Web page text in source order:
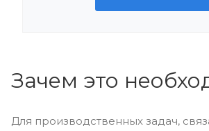
Зачем это
Для производственных задач,